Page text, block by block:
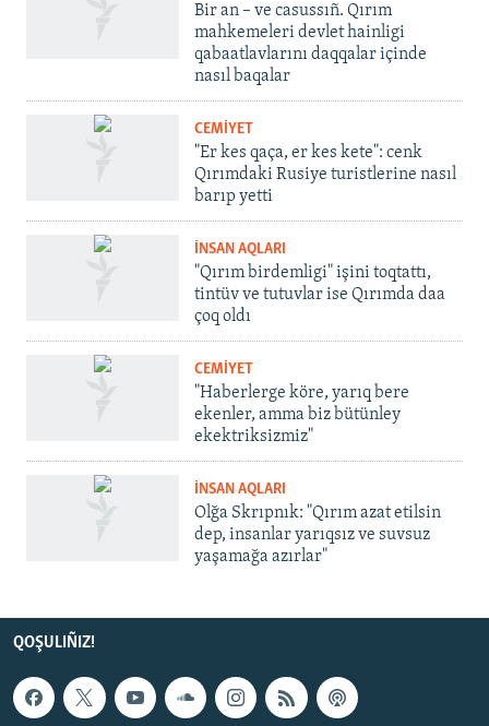
Bir an – ve casussıñ. Qırım
mahkemeleri devlet hainligi
qabaatlavlarını daqqalar içinde
nasıl baqalar
CEMİYET
"Er kes qaça, er kes kete": cenk
Qırımdaki Rusiye turistlerine nasıl
barıp yetti
İNSAN AQLARI
"Qırım birdemligi" işini toqtattı,
tintüv ve tutuvlar ise Qırımda daa
çoq oldı
CEMİYET
"Haberlerge köre, yarıq bere
ekenler, amma biz bütünley
ekektriksizmiz"
İNSAN AQLARI
Olğa Skrıpnık: "Qırım azat etilsin
dep, insanlar yarıqsız ve suvsuz
yaşamağa azırlar"
QOŞULIÑIZ!